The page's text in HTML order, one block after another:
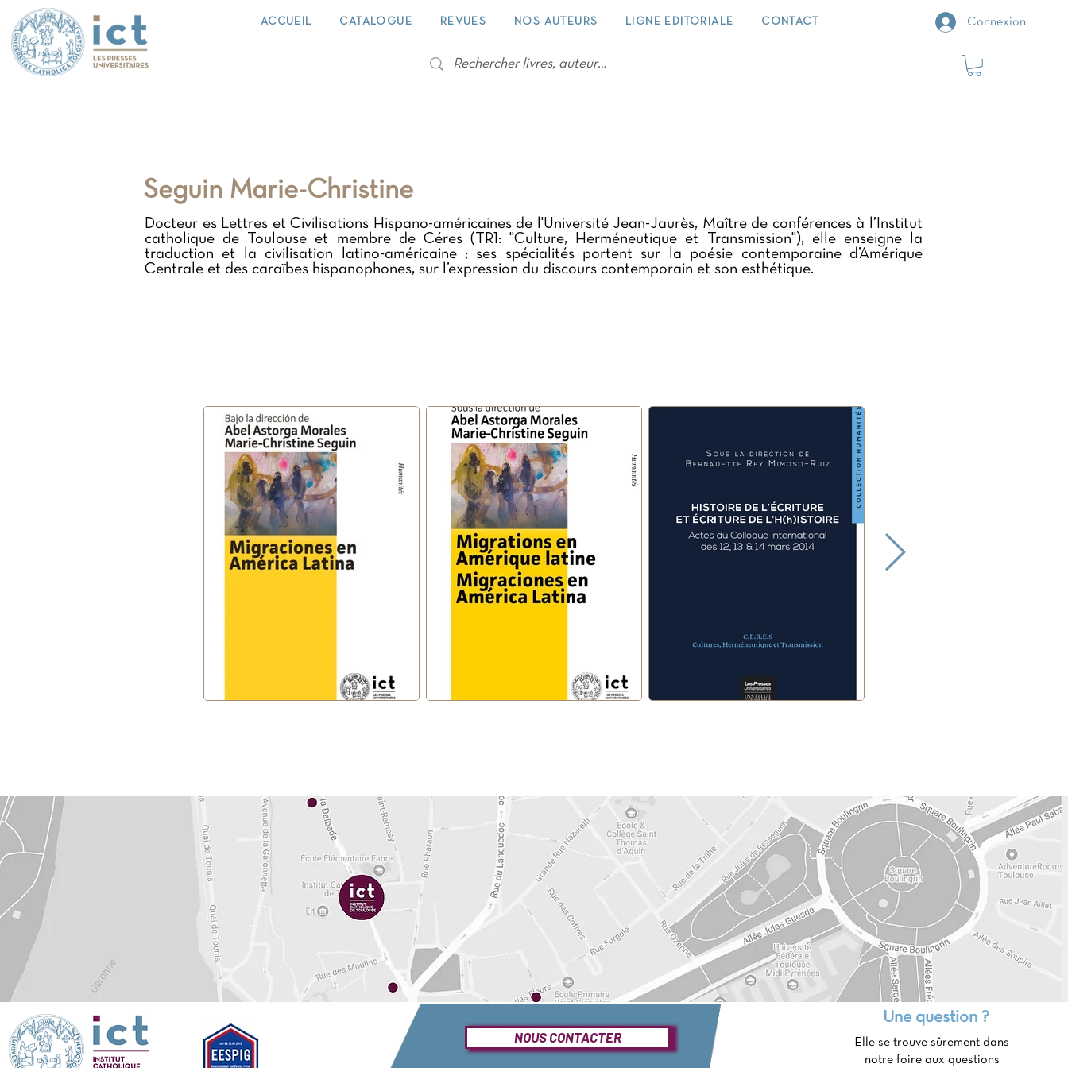
ACCUEIL CATALOGUE REVUES NOS AUTEURS LIGNE EDITORIALE CONTACT Connexion
Seguin Marie-Christine
Docteur es Lettres et Civilisations Hispano-américaines de l'Université Jean-Jaurès, Maître de conférences à l’Institut
catholique de Toulouse et membre de Céres (TR1: "Culture, Herméneutique et Transmission"), elle enseigne la
traduction et la civilisation latino-américaine ; ses spécialités portent sur la poésie contemporaine d’Amérique
Centrale et des caraïbes hispanophones, sur l’expression du discours contemporain et son esthétique.
NOUS CONTACTER
Une question ?
Elle se trouve sûrement dans
notre foire aux questions